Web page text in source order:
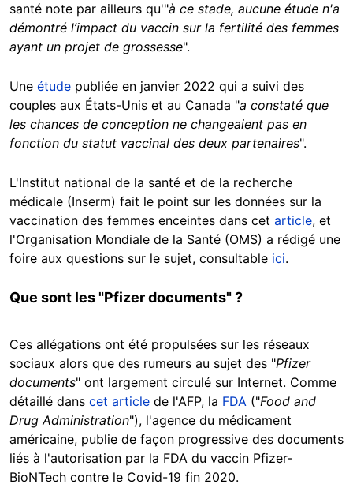
santé note par ailleurs qu'"à ce stade, aucune étude n'a
démontré l’impact du vaccin sur la fertilité des femmes
ayant un projet de grossesse".
Une étude publiée en janvier 2022 qui a suivi des
couples aux États-Unis et au Canada "a constaté que
les chances de conception ne changeaient pas en
fonction du statut vaccinal des deux partenaires".
L'Institut national de la santé et de la recherche
médicale (Inserm) fait le point sur les données sur la
vaccination des femmes enceintes dans cet article, et
l'Organisation Mondiale de la Santé (OMS) a rédigé une
foire aux questions sur le sujet, consultable ici.
Que sont les "Pfizer documents" ?
Ces allégations ont été propulsées sur les réseaux
sociaux alors que des rumeurs au sujet des "Pfizer
documents" ont largement circulé sur Internet. Comme
détaillé dans cet article de l'AFP, la FDA ("Food and
Drug Administration"), l'agence du médicament
américaine, publie de façon progressive des documents
liés à l'autorisation par la FDA du vaccin Pfizer-
BioNTech contre le Covid-19 fin 2020.